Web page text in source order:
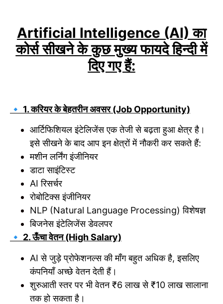
Artificial Intelligence (AI) का
कोर्स सीखने के कुछ मुख्य फायदे हिन्दी में
दिए गए हैं:
🔹 1. करियर के बेहतरीन अवसर (Job Opportunity)
आर्टिफिशियल इंटेलिजेंस एक तेजी से बढ़ता हुआ क्षेत्र है।
इसे सीखने के बाद आप इन क्षेत्रों में नौकरी कर सकते हैं:
मशीन लर्निंग इंजीनियर
डाटा साइंटिस्ट
AI रिसर्चर
रोबोटिक्स इंजीनियर
NLP (Natural Language Processing) विशेषज्ञ
बिजनेस इंटेलिजेंस डेवलपर
🔹 2. ऊँचा वेतन (High Salary)
AI से जुड़े प्रोफेशनल्स की माँग बहुत अधिक है, इसलिए
कंपनियाँ अच्छे वेतन देती हैं।
शुरुआती स्तर पर भी वेतन ₹6 लाख से ₹10 लाख सालाना
तक हो सकता है।